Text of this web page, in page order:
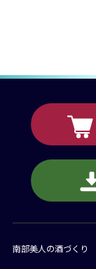
南部美人の酒づくり